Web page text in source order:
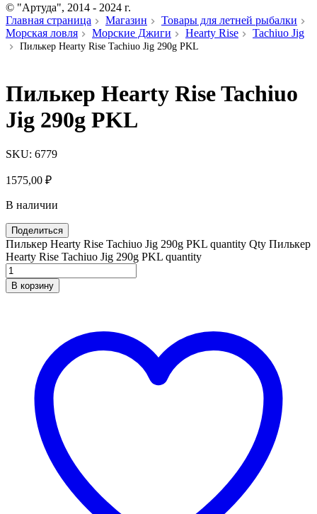
© "Артуда", 2014 - 2024 г.
Главная страница
Магазин
Товары для летней рыбалки
Морская ловля
Морские Джиги Hearty Rise Tachiuo Jig
Пилькер Hearty Rise Tachiuo Jig 290g PKL
Пилькер Hearty Rise Tachiuo
Jig 290g PKL
SKU: 6779
1575,00 ₽
В наличии
Поделиться
Пилькер Hearty Rise Tachiuo Jig 290g PKL quantity Qty Пилькер
Hearty Rise Tachiuo Jig 290g PKL quantity
В корзину